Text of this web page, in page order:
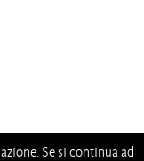
Se si continua ad